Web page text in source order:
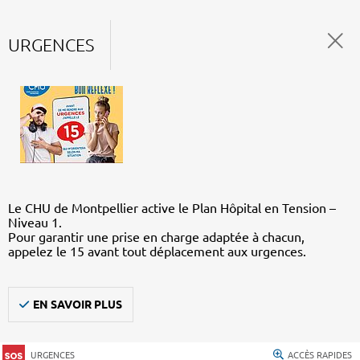
URGENCES
Le CHU de Montpellier active le Plan Hôpital en Tension –
Niveau 1.
Pour garantir une prise en charge adaptée à chacun,
appelez le 15 avant tout déplacement aux urgences.
EN SAVOIR PLUS
URGENCES ACCÈS RAPIDES